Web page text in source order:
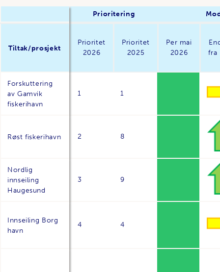
Prioritering
Tiltak/prosjekt
Prioritet
2026
Prioritet
2025
Per mai
2026
fra
Forskuttering
av Gamvik
fiskerihavn
1 1
Røst fiskerihavn 2 8
Nordlig
innseiling
Haugesund
3 9
Innseiling Borg
havn
4 4